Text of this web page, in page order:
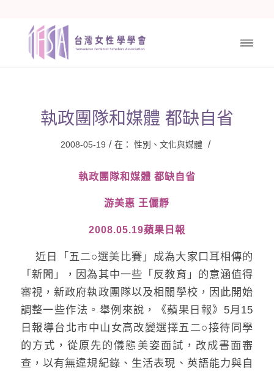
執政團隊和媒體 都缺自省
2008-05-19 / 在： 性別、文化與媒體 /
執政團隊和媒體 都缺自省
游美惠 王儷靜
2008.05.19蘋果日報
近日「五二○選美比賽」成為大家口耳相傳的
「新聞」，因為其中一些「反教育」的意涵值得
審視，新政府執政團隊以及相關學校，因此開始
調整一些作法。舉例來說，《蘋果日報》5月15
日報導台北市中山女高改變選擇五二○接待同學
的方式，從原先的儀態美姿面試，改成書面審
查，以有無違規紀錄、生活表現、英語能力與自